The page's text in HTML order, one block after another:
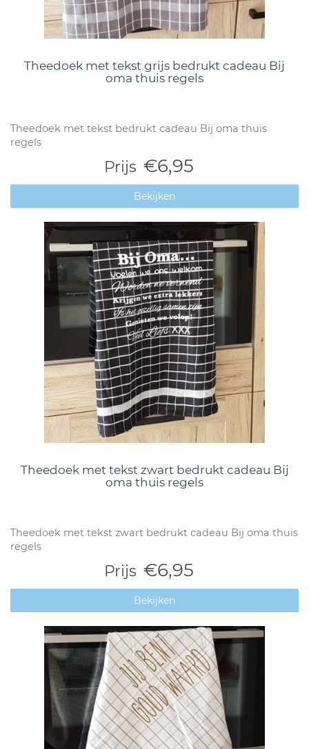
Theedoek met tekst grijs bedrukt cadeau Bij
oma thuis regels
Theedoek met tekst bedrukt cadeau Bij oma thuis
regels
Prijs €6,95
Bekijken
Theedoek met tekst zwart bedrukt cadeau Bij
oma thuis regels
Theedoek met tekst zwart bedrukt cadeau Bij oma thuis
regels
Prijs €6,95
Bekijken